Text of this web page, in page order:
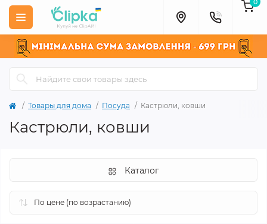
Товары для дома Посуда Кастрюли, ковши
Кастрюли, ковши
Каталог